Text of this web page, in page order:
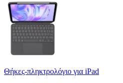
Θήκες-πληκτρολόγιο για iPad